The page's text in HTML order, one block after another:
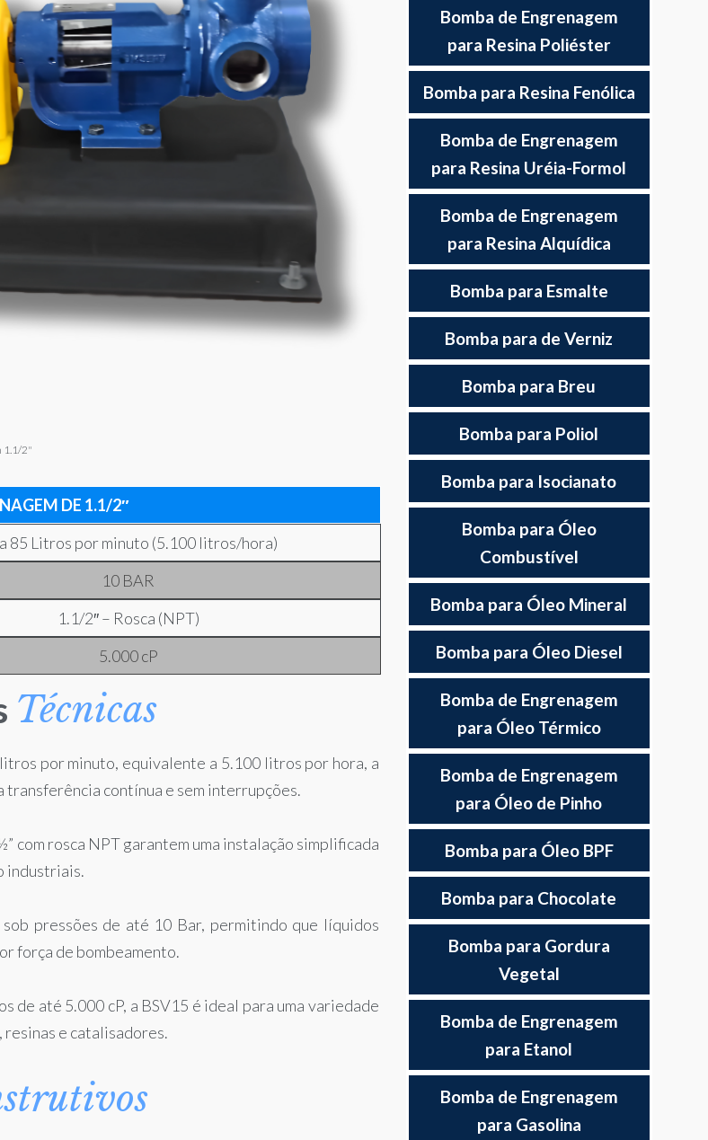
1.1/2"
DE 1.1/2″
85 Litros por minuto (5.100 litros/hora)
10 BAR
1.1/2″ – Rosca (NPT)
5.000 cP
Técnicas
por minuto, equivalente a 5.100 litros por hora, a
transferência contínua e sem interrupções.
com rosca NPT garantem uma instalação simplificada
industriais.
pressões de até 10 Bar, permitindo que líquidos
força de bombeamento.
de até 5.000 cP, a BSV15 é ideal para uma variedade
e catalisadores.
Bomba de Engrenagem
para Resina Poliéster
Bomba para Resina Fenólica
Bomba de Engrenagem
para Resina Uréia-Formol
Bomba de Engrenagem
para Resina Alquídica
Bomba para Esmalte
Bomba para de Verniz
Bomba para Breu
Bomba para Poliol
Bomba para Isocianato
Bomba para Óleo
Combustível
Bomba para Óleo Mineral
Bomba para Óleo Diesel
Bomba de Engrenagem
para Óleo Térmico
Bomba de Engrenagem
para Óleo de Pinho
Bomba para Óleo BPF
Bomba para Chocolate
Bomba para Gordura
Vegetal
Bomba de Engrenagem
para Etanol
Bomba de Engrenagem
para Gasolina